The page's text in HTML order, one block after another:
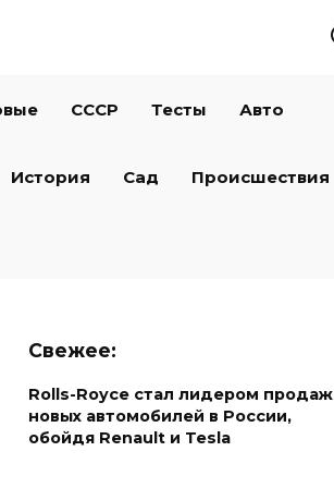
СССР Тесты Авто
История Сад Происшествия
Свежее:
Rolls-Royce стал лидером продаж
новых автомобилей в России,
обойдя Renault и Tesla